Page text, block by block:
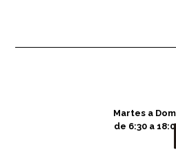
Martes a
de 6:30 a